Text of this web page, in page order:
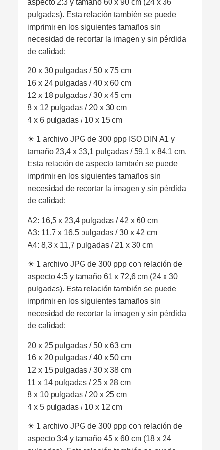
aspecto 2:3 y tamaño 60 x 90 cm (24 x 36
pulgadas). Esta relación también se puede
imprimir en los siguientes tamaños sin
necesidad de recortar la imagen y sin pérdida
de calidad:
20 x 30 pulgadas / 50 x 75 cm
16 x 24 pulgadas / 40 x 60 cm
12 x 18 pulgadas / 30 x 45 cm
8 x 12 pulgadas / 20 x 30 cm
4 x 6 pulgadas / 10 x 15 cm
☀︎ 1 archivo JPG de 300 ppp ISO DIN A1 y
tamaño 23,4 x 33,1 pulgadas / 59,1 x 84,1 cm.
Esta relación de aspecto también se puede
imprimir en los siguientes tamaños sin
necesidad de recortar la imagen y sin pérdida
de calidad:
A2: 16,5 x 23,4 pulgadas / 42 x 60 cm
A3: 11,7 x 16,5 pulgadas / 30 x 42 cm
A4: 8,3 x 11,7 pulgadas / 21 x 30 cm
☀︎ 1 archivo JPG de 300 ppp con relación de
aspecto 4:5 y tamaño 61 x 72,6 cm (24 x 30
pulgadas). Esta relación también se puede
imprimir en los siguientes tamaños sin
necesidad de recortar la imagen y sin pérdida
de calidad:
20 x 25 pulgadas / 50 x 63 cm
16 x 20 pulgadas / 40 x 50 cm
12 x 15 pulgadas / 30 x 38 cm
11 x 14 pulgadas / 25 x 28 cm
8 x 10 pulgadas / 20 x 25 cm
4 x 5 pulgadas / 10 x 12 cm
☀︎ 1 archivo JPG de 300 ppp con relación de
aspecto 3:4 y tamaño 45 x 60 cm (18 x 24